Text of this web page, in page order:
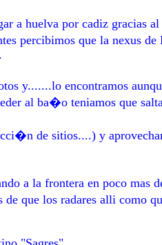
a huelva por cadiz gracias
percibimos que la nexus
y.......lo encontramos
al ba�o teniamos que
de sitios....) y
a la frontera en poco mas
de que los radares alli como